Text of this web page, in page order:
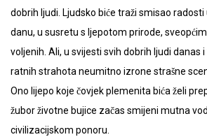
dobrih ljudi. Ljudsko biće traži smisao
danu, u susretu s ljepotom prirode,
voljenih. Ali, u svijesti svih dobrih ljudi danas
ratnih strahota neumitno izrone strašne
Ono lijepo koje čovjek plemenita bića želi
žubor životne bujice začas smijeni mutna
civilizacijskom ponoru.